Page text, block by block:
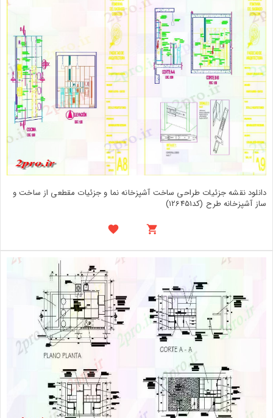
دانلود نقشه جزئیات طراحی ساخت آشپزخانه نما و جزئیات مقطعی از ساخت و
ساز آشپزخانه طرح (کد126451)